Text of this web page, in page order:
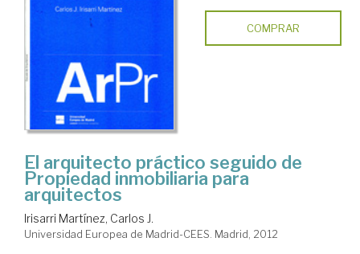
COMPRAR
El arquitecto práctico seguido de
Propiedad inmobiliaria para
arquitectos
Irisarri Martínez, Carlos J.
Universidad Europea de Madrid-CEES. Madrid, 2012